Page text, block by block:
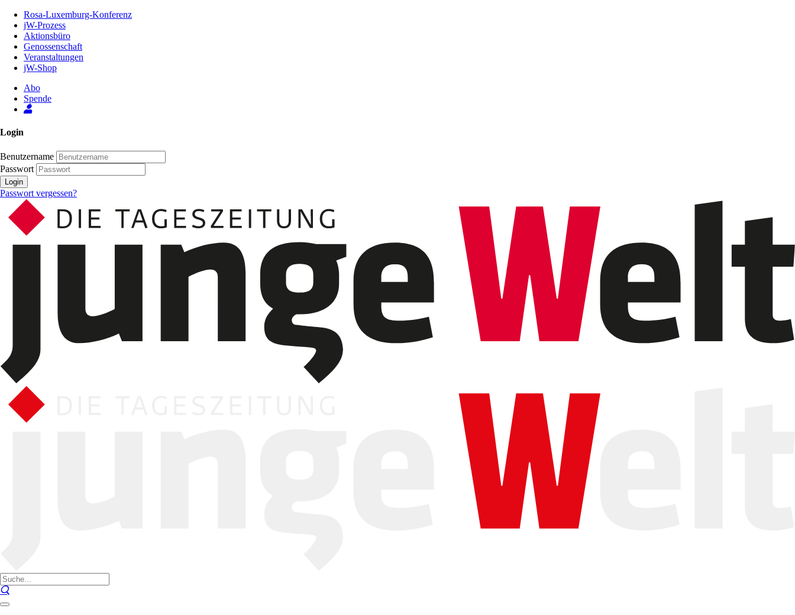
Inhalt
Seite
Rosa-Luxemburg-Konferenz
jW-Prozess
Aktionsbüro
Genossenschaft
Veranstaltungen
jW-Shop
Abo
Spende
Login
Benutzername
Passwort
Login
Passwort vergessen?